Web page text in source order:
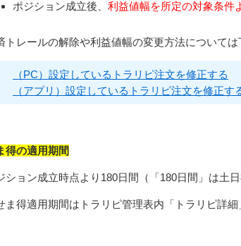
ポジション成立後、 利益値幅を所定の対象条件
トレールの解除や利益値幅の変更方法については
（PC）設定しているトラリピ注文を修正する
（アプリ）設定しているトラリピ注文を修正す
得の適用期間
ション成立時点より180日間（「180日間」は土日
ま得適用期間はトラリピ管理表内「トラリピ詳細